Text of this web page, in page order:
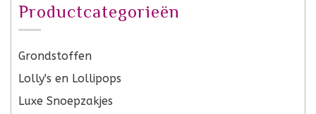
Productcategorieën
Grondstoffen
Lolly's en Lollipops
Luxe Snoepzakjes